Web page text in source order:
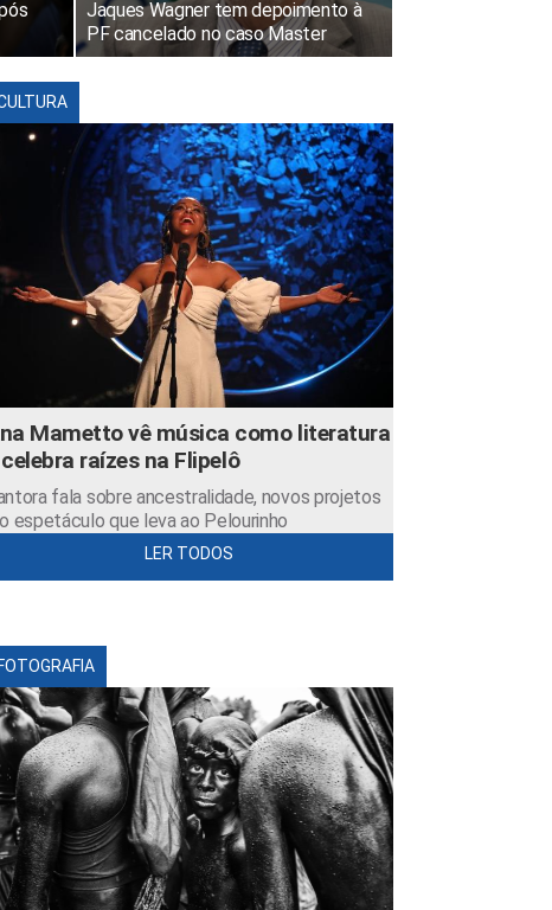
Jaques Wagner tem depoimento à
PF cancelado no caso Master
Mametto vê música como literatura
raízes na Flipelô
fala sobre ancestralidade, novos projetos
espetáculo que leva ao Pelourinho
LER TODOS
FOTOGRAFIA